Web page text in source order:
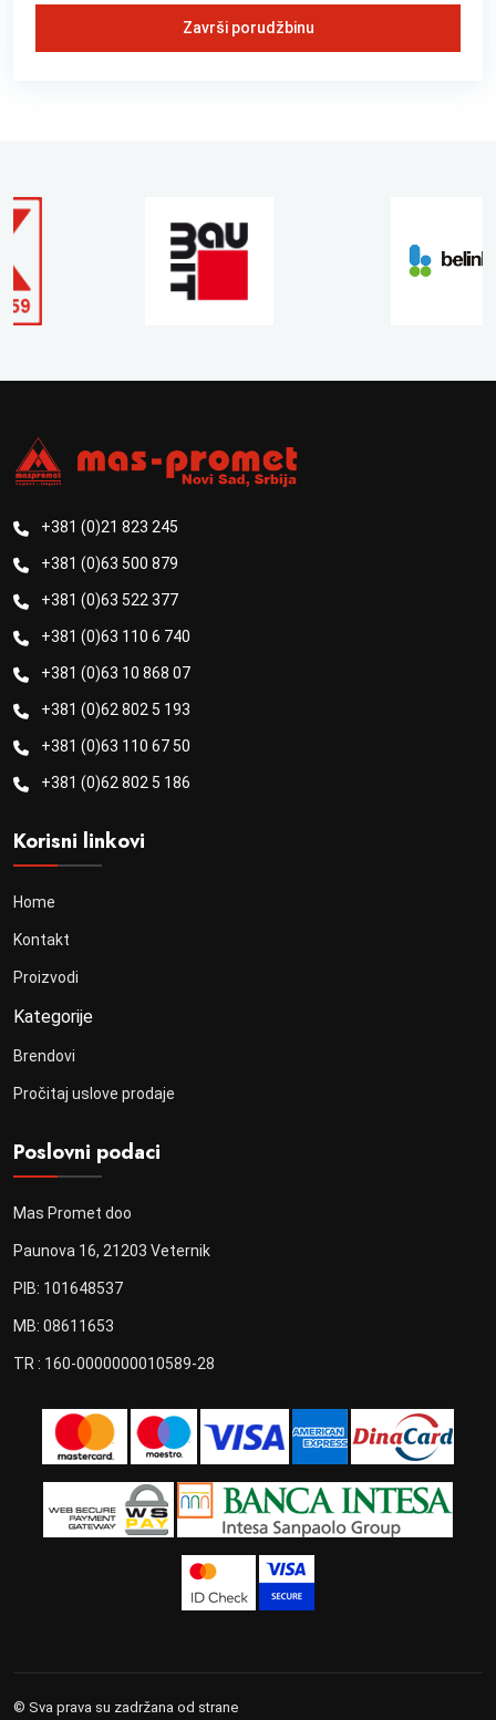
Završi porudžbinu
+381 (0)21 823 245
+381 (0)63 500 879
+381 (0)63 522 377
+381 (0)63 110 6 740
+381 (0)63 10 868 07
+381 (0)62 802 5 193
+381 (0)63 110 67 50
+381 (0)62 802 5 186
Korisni linkovi
Home
Kontakt
Proizvodi
Kategorije
Brendovi
Pročitaj uslove prodaje
Poslovni podaci
Mas Promet doo
Paunova 16, 21203 Veternik
PIB: 101648537
MB: 08611653
TR : 160-0000000010589-28
© Sva prava su zadržana od strane